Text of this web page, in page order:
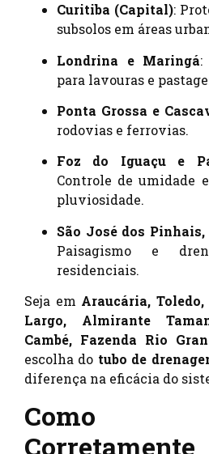
Curitiba (Capital):
subsolos em áreas
Londrina e Maringá:
para lavouras e
Ponta Grossa e
rodovias e ferrovias.
Foz do Iguaçu e
Controle de umidade
pluviosidade.
São José dos
Paisagismo e
residenciais.
Seja em Araucária,
Largo, Almirante
Cambé, Fazenda Rio
escolha do tubo de
diferença na eficácia do
Como